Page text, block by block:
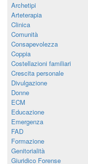
Archetipi
Arteterapia
Clinica
Comunità
Consapevolezza
Coppia
Costellazioni familiari
Crescita personale
Divulgazione
Donne
ECM
Educazione
Emergenza
FAD
Formazione
Genitorialità
Giuridico Forense